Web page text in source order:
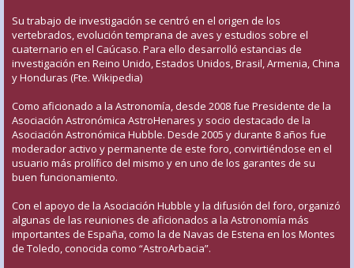
Su trabajo de investigación se centró en el origen de los
vertebrados, evolución temprana de aves y estudios sobre el
cuaternario en el Caúcaso. Para ello desarrolló estancias de
investigación en Reino Unido, Estados Unidos, Brasil, Armenia, China
y Honduras (Fte. Wikipedia)
Como aficionado a la Astronomía, desde 2008 fue Presidente de la
Asociación Astronómica AstroHenares y socio destacado de la
Asociación Astronómica Hubble. Desde 2005 y durante 8 años fue
moderador activo y permanente de este foro, convirtiéndose en el
usuario más prolífico del mismo y en uno de los garantes de su
buen funcionamiento.
Con el apoyo de la Asociación Hubble y la difusión del foro, organizó
algunas de las reuniones de aficionados a la Astronomía más
importantes de España, como la de Navas de Estena en los Montes
de Toledo, conocida como “AstroArbacia”.